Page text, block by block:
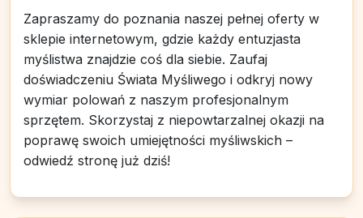
Zapraszamy do poznania naszej pełnej oferty w
sklepie internetowym, gdzie każdy entuzjasta
myślistwa znajdzie coś dla siebie. Zaufaj
doświadczeniu Świata Myśliwego i odkryj nowy
wymiar polowań z naszym profesjonalnym
sprzętem. Skorzystaj z niepowtarzalnej okazji na
poprawę swoich umiejętności myśliwskich –
odwiedź stronę już dziś!